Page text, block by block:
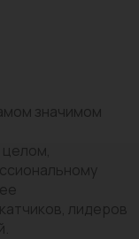
значимом
целом,
лидеров